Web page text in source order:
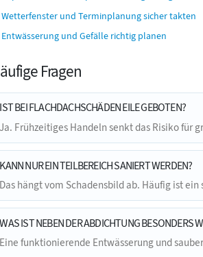
Wetterfenster und Terminplanung sicher takten
Entwässerung und Gefälle richtig planen
Fragen
IST BEI FLACHDACHSCHÄDEN EILE GEBOTEN?
Ja. Frühzeitiges Handeln senkt das Risiko für
KANN NUR EIN TEILBEREICH SANIERT WERDEN?
Das hängt vom Schadensbild ab. Häufig ist
WAS IST NEBEN DER ABDICHTUNG BESONDERS
Eine funktionierende Entwässerung und